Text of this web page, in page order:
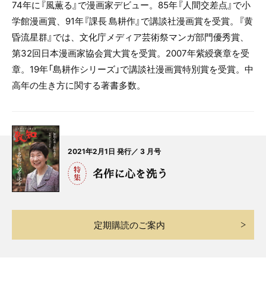
74年に『風薫る』で漫画家デビュー。85年『人間交差点』で小
学館漫画賞、91年『課長 島耕作』で講談社漫画賞を受賞。『黄
昏流星群』では、文化庁メディア芸術祭マンガ部門優秀賞、
第32回日本漫画家協会賞大賞を受賞。2007年紫綬褒章を受
章。19年「島耕作シリーズ」で講談社漫画賞特別賞を受賞。中
高年の生き方に関する著書多数。
2021年2月1日 発行／ 3 月号
名作に心を洗う
定期購読のご案内